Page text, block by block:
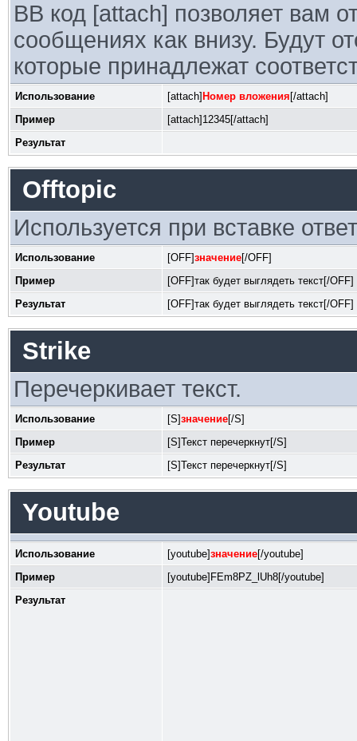
BB код [attach] позволяет вам
сообщениях как внизу. Будут
которые принадлежат
Использование [attach] Номер вложения [/attach]
Пример
[attach]12345[/attach]
Результат
Offtopic
Используется при вставке
Использование [OFF]значение[/OFF]
Пример
[OFF]так будет выглядеть текст[/OFF]
Результат
[OFF]так будет выглядеть текст[/OFF]
Strike
Перечеркивает текст.
Использование [S]значение[/S]
Пример
[S]Текст перечеркнут[/S]
Результат
[S]Текст перечеркнут[/S]
Youtube
Использование [youtube]значение[/youtube]
Пример
[youtube]FEm8PZ_lUh8[/youtube]
Результат